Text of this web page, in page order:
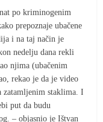
po kriminogenim
prepoznaje ubačene
i na taj način je
nedelju dana rekli
njima (ubačenim
rekao je da je video
zatamljenim staklima. I
put da budu
– objasnio je Ištvan